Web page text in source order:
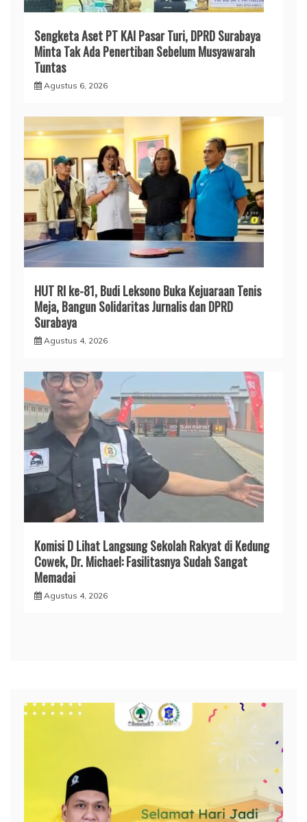
Sengketa Aset PT KAI Pasar Turi, DPRD Surabaya
Minta Tak Ada Penertiban Sebelum Musyawarah
Tuntas
Agustus 6, 2026
HUT RI ke-81, Budi Leksono Buka Kejuaraan Tenis
Meja, Bangun Solidaritas Jurnalis dan DPRD
Surabaya
Agustus 4, 2026
Komisi D Lihat Langsung Sekolah Rakyat di Kedung
Cowek, Dr. Michael: Fasilitasnya Sudah Sangat
Memadai
Agustus 4, 2026